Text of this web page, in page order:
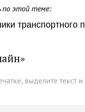
по этой теме:
выделите текст